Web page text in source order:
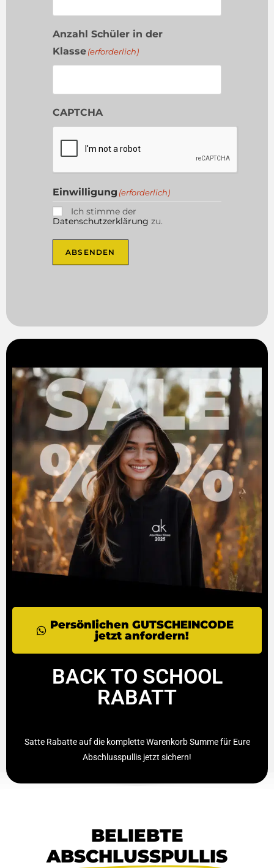
Anzahl Schüler in der
Klasse(erforderlich)
CAPTCHA
Einwilligung (erforderlich)
Ich stimme der
Datenschutzerklärung zu.
ABSENDEN
Persönlichen GUTSCHEINCODE
jetzt anfordern!
BACK TO SCHOOL
RABATT
Satte Rabatte auf die komplette Warenkorb Summe für Eure
Abschlusspullis jetzt sichern!
BELIEBTE
ABSCHLUSSPULLIS